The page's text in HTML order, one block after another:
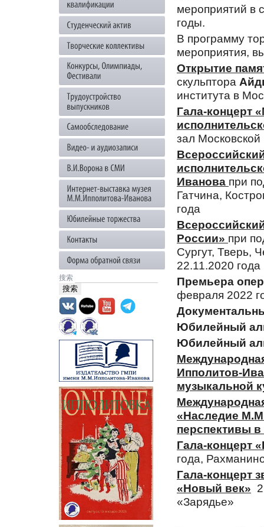
搜索
мероприятий в
годы.
В программу
мероприятия,
Открытие
скульптора
института в
Гала-концерт
зал
Иванова при
Гатчина,
года
России» при
Сургут, Тверь,
22.11.2020 года
Премьера
февраля 2022
Юбилейный
Юбилейный
Ипполитов-
музыкальной
«Наследие
перспективы в
Гала-концерт
года,
Гала-концерт
«Новый век»
«Зарядье»